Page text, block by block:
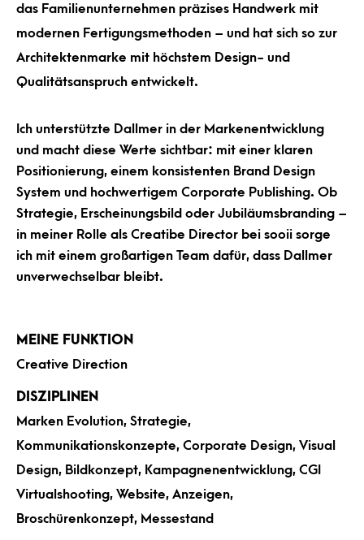
das Familienunternehmen präzises Handwerk mit
modernen Fertigungsmethoden – und hat sich so zur
Architektenmarke mit höchstem Design- und
Qualitätsanspruch entwickelt.
Ich unterstützte Dallmer in der Markenentwicklung
und macht diese Werte sichtbar: mit einer klaren
Positionierung, einem konsistenten Brand Design
System und hochwertigem Corporate Publishing. Ob
Strategie, Erscheinungsbild oder Jubiläumsbranding –
in meiner Rolle als Creatibe Director bei sooii sorge
ich mit einem großartigen Team dafür, dass Dallmer
unverwechselbar bleibt.
MEINE FUNKTION
Creative Direction
DISZIPLINEN
Marken Evolution, Strategie,
Kommunikationskonzepte, Corporate Design, Visual
Design, Bildkonzept, Kampagnenentwicklung, CGI
Virtualshooting, Website, Anzeigen,
Broschürenkonzept, Messestand